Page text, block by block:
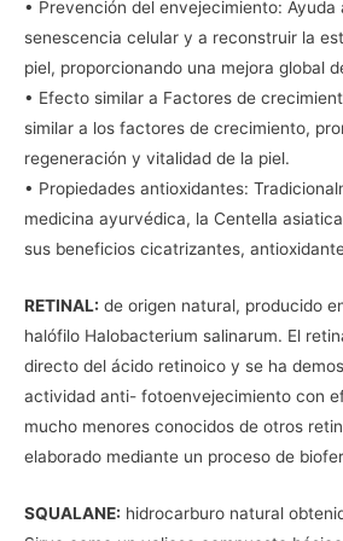
• Prevención del envejecimiento: Ayuda
senescencia celular y a reconstruir la
piel, proporcionando una mejora global
• Efecto similar a Factores de
similar a los factores de crecimiento,
regeneración y vitalidad de la piel.
• Propiedades antioxidantes:
medicina ayurvédica, la Centella
sus beneficios cicatrizantes,
RETINAL: de origen natural, producido
halófilo Halobacterium salinarum. El
directo del ácido retinoico y se ha
actividad anti- fotoenvejecimiento con
mucho menores conocidos de otros
elaborado mediante un proceso de
SQUALANE: hidrocarburo natural